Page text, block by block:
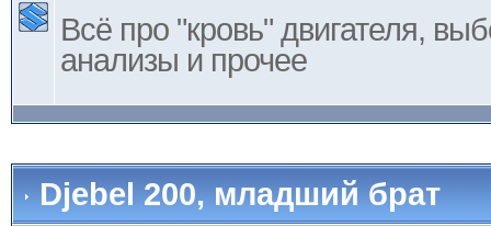
Всё про "кровь" двигателя,
анализы и прочее
Djebel 200, младший брат